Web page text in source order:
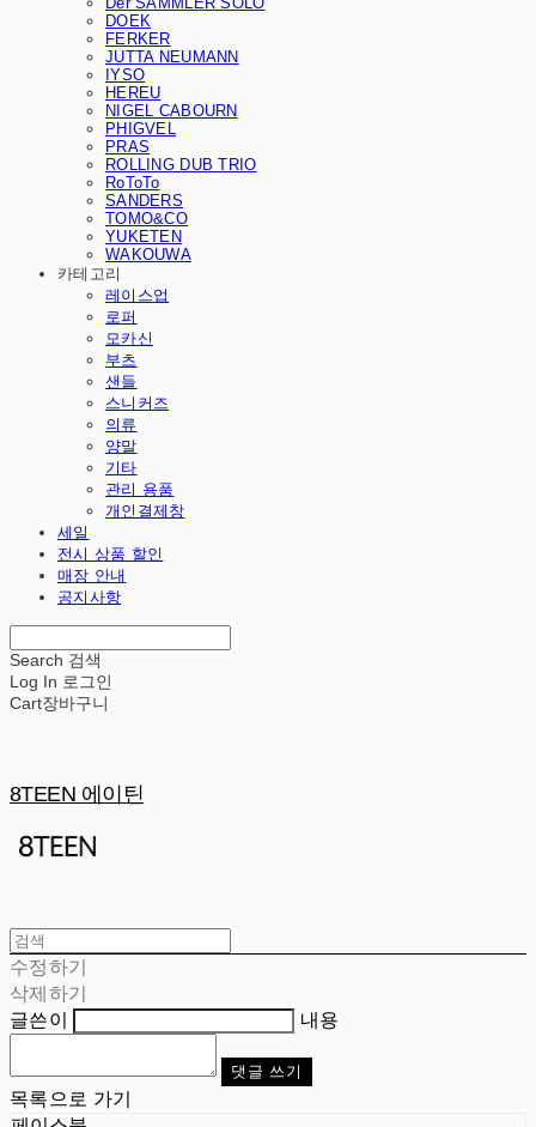
DOEK
FERKER
JUTTA NEUMANN
IYSO
HEREU
NIGEL CABOURN
PHIGVEL
PRAS
ROLLING DUB TRIO
RoToTo
SANDERS
TOMO&CO
YUKETEN
WAKOUWA
카테고리
레이스업
로퍼
모카신
부츠
샌들
스니커즈
의류
양말
기타
관리 용품
개인결제창
세일
전시 상품 할인
매장 안내
공지사항
Search 검색
Log In 로그인
Cart장바구니
8TEEN 에이틴
수정하기
삭제하기
글쓴이
내용
댓글 쓰기
목록으로 가기